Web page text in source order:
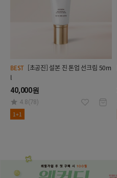
BEST
l
40,000원
4.8(78)
1+1